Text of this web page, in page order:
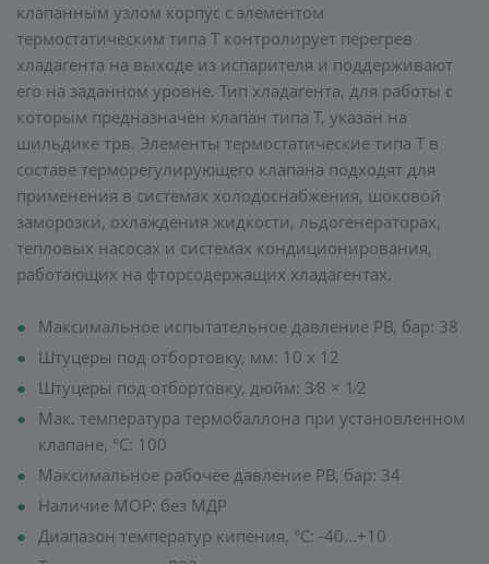
клапанным узлом корпус с элементом
термостатическим типа T контролирует перегрев
хладагента на выходе из испарителя и поддерживают
его на заданном уровне. Тип хладагента, для работы с
которым предназначен клапан типа T, указан на
шильдике трв. Элементы термостатические типа Т в
составе терморегулирующего клапана подходят для
применения в системах холодоснабжения, шоковой
заморозки, охлаждения жидкости, льдогенераторах,
тепловых насосах и системах кондиционирования,
работающих на фторсодержащих хладагентах.
Максимальное испытательное давление PB, бар: 38
Штуцеры под отбортовку, мм: 10 х 12
Штуцеры под отбортовку, дюйм: 3⁄8 × 1⁄2
Мак. температура термобаллона при установленном
клапане, °C: 100
Максимальное рабочее давление PB, бар: 34
Наличие MOP: без МДР
Диапазон температур кипения, °C: -40…+10